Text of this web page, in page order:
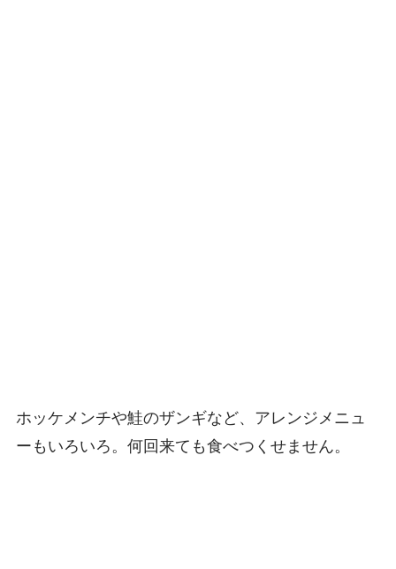
ホッケメンチや鮭のザンギなど、アレンジメニュ
ーもいろいろ。何回来ても食べつくせません。